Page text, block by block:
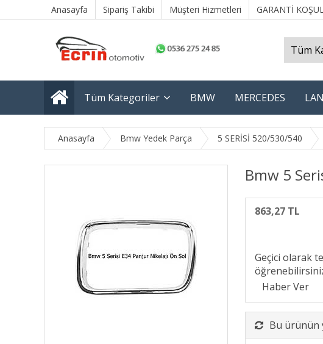
Anasayfa Sipariş Takibi Müşteri Hizmetleri GARANTİ
Tüm Kategoriler BMW MERCEDES
Anasayfa Bmw Yedek Parça 5 SERİSİ 520/530/540
Bmw 5
863,27 TL
Geçici olarak
Bu ürünün